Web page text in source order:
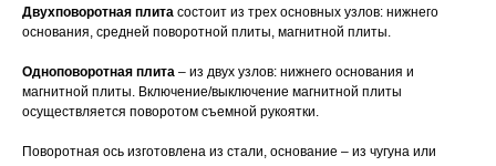
Двухповоротная плита состоит из трех основных узлов: нижнего
основания, средней поворотной плиты, магнитной плиты.
Одноповоротная плита – из двух узлов: нижнего основания и
магнитной плиты. Включение/выключение магнитной плиты
осуществляется поворотом съемной рукоятки.
Поворотная ось изготовлена из стали, основание – из чугуна или